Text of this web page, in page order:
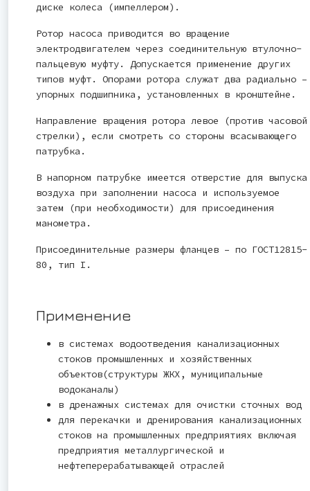
диске колеса (импеллером).
Ротор насоса приводится во вращение
электродвигателем через соединительную втулочно-
пальцевую муфту. Допускается применение других
типов муфт. Опорами ротора служат два радиально –
упорных подшипника, установленных в кронштейне.
Направление вращения ротора левое (против часовой
стрелки), если смотреть со стороны всасывающего
патрубка.
В напорном патрубке имеется отверстие для выпуска
воздуха при заполнении насоса и используемое
затем (при необходимости) для присоединения
манометра.
Присоединительные размеры фланцев – по ГОСТ12815-
80, тип I.
Применение
в системах водоотведения канализационных
стоков промышленных и хозяйственных
объектов(структуры ЖКХ, муниципальные
водоканалы)
в дренажных системах для очистки сточных вод
для перекачки и дренирования канализационных
стоков на промышленных предприятиях включая
предприятия металлургической и
нефтеперерабатывающей отраслей